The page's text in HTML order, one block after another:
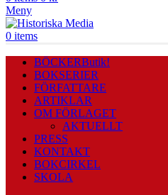
Meny
0 items
BÖCKERButik!
BOKSERIER
FÖRFATTARE
ARTIKLAR
OM FÖRLAGET
AKTUELLT
PRESS
KONTAKT
BOKCIRKEL
SKOLA